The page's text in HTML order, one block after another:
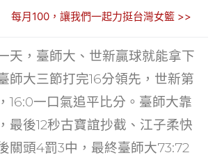
itt ai
l
C
h
at
k
e
dI
n
每月100，讓我們一起力挺台灣女籃 >>
天，臺師大、世新贏球就能拿下
師大三節打完16分領先，世新第
16:0一口氣追平比分。臺師大靠
最後12秒古寶誼抄截、江子柔快
關頭4罰3中，最終臺師大73:72